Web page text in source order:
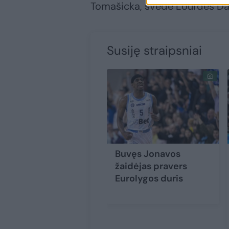
Tomašicka, švedė Lourdes
Susiję straipsniai
Buvęs Jonavos
žaidėjas pravers
Eurolygos duris